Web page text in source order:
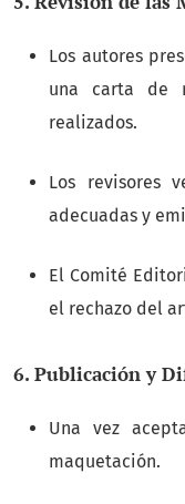
Los autores
una carta de
realizados.
Los revisores
adecuadas y
El Comité
el rechazo del
6. Publicación y
Una vez
maquetación.